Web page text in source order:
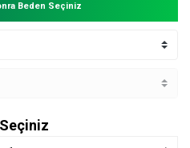
Beden Seçiniz